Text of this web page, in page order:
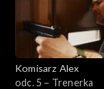
Sezon 9
Sezon 8
Komisarz Alex
odc. 5 – Trenerka